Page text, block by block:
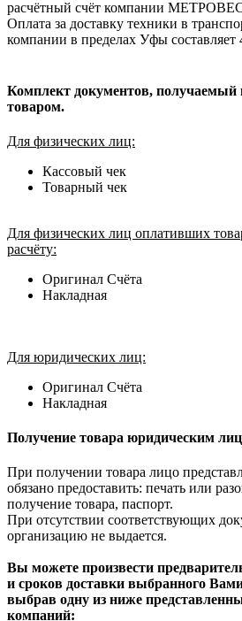
расчётный счёт компании
Оплата за доставку техники в
компании в пределах Уфы составляет
Комплект документов, получаемый
товаром.
Для физических лиц:
Кассовый чек
Товарный чек
Для физических лиц оплативших
расчёту:
Оригинал Счёта
Накладная
Для юридических лиц:
Оригинал Счёта
Накладная
Получение товара юридическим
При получении товара лицо
обязано предоставить: печать или
получение товара, паспорт.
При отсутствии соответствующих
организацию не выдается.
Вы можете произвести
и сроков доставки выбранного
выбрав одну из ниже
компаний: